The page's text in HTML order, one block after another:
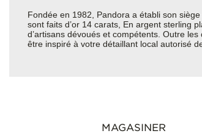
Fondée en 1982, Pandora a établi son
sont faits d’or 14 carats, En argent sterling
d’artisans dévoués et compétents. Outre
être inspiré à votre détaillant local autorisé
MAGASINER